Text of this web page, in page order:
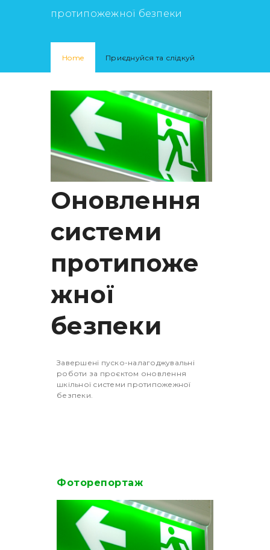
протипожежної безпеки
Home Приєднуйся та слідкуй
Оновлення
системи
протипоже
жної
безпеки
Завершені пуско-налагоджувальні
роботи за проєктом оновлення
шкільної системи протипожежної
безпеки.
Фоторепортаж